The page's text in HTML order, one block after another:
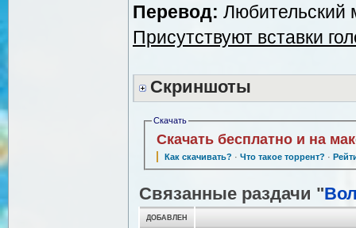
Перевод: Любительский
Присутствуют вставки
Скриншоты
Скачать
Скачать бесплатно и на
Как скачивать? · Что такое торрент? ·
Связанные раздачи "
ДОБАВЛЕН